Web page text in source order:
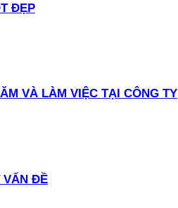
ĐẸP
VÀ LÀM VIỆC TẠI CÔNG TY
VẤN ĐỀ